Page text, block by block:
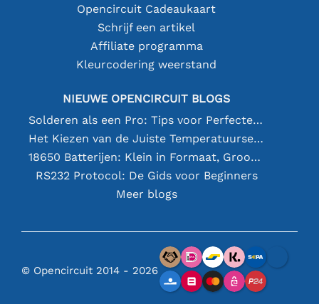
Opencircuit Cadeaukaart
Schrijf een artikel
Affiliate programma
Kleurcodering weerstand
NIEUWE OPENCIRCUIT BLOGS
Solderen als een Pro: Tips voor Perfecte Elektronische Verbindingen
Het Kiezen van de Juiste Temperatuursensor [youtube]
18650 Batterijen: Klein in Formaat, Groot in Prestatie
RS232 Protocol: De Gids voor Beginners
Meer blogs
© Opencircuit 2014 - 2026